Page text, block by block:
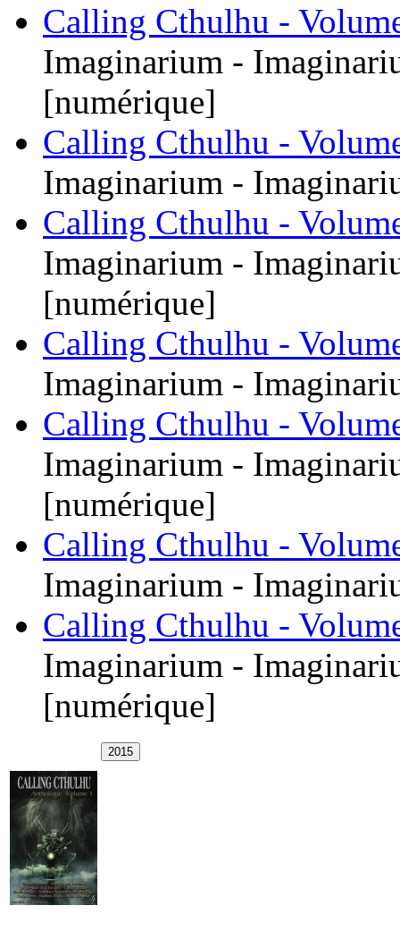
Calling Cthulhu -
Imaginarium -
[numérique]
Calling Cthulhu -
Imaginarium -
Calling Cthulhu -
Imaginarium -
[numérique]
Calling Cthulhu -
Imaginarium -
Calling Cthulhu -
Imaginarium -
[numérique]
Calling Cthulhu -
Imaginarium -
Calling Cthulhu -
Imaginarium -
[numérique]